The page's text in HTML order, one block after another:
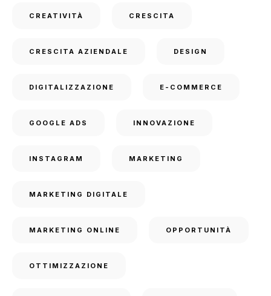
CREATIVITÀ CRESCITA
CRESCITA AZIENDALE DESIGN
DIGITALIZZAZIONE E-COMMERCE
GOOGLE ADS INNOVAZIONE
INSTAGRAM MARKETING
MARKETING DIGITALE
MARKETING ONLINE OPPORTUNITÀ
OTTIMIZZAZIONE